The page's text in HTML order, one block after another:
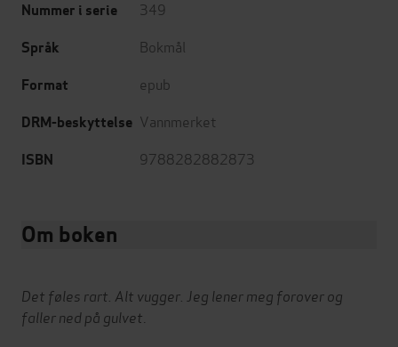
Nummer i serie 349
Språk Bokmål
Format epub
DRM-beskyttelse Vannmerket
ISBN 9788282882873
Om boken
Det føles rart. Alt vugger. Jeg lener meg forover og
faller ned på gulvet